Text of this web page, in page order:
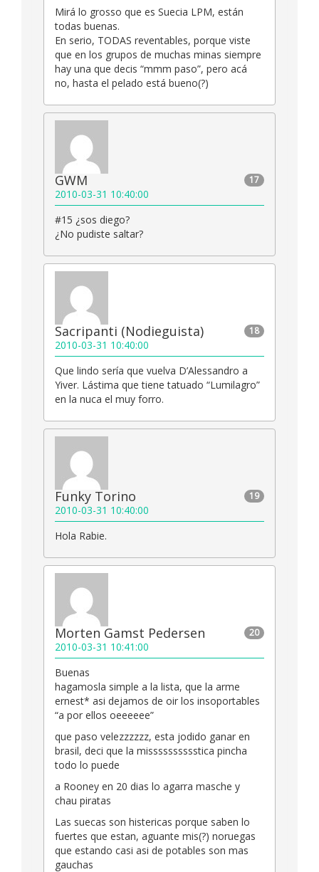
Mirá lo grosso que es Suecia LPM, están
todas buenas.
En serio, TODAS reventables, porque viste
que en los grupos de muchas minas siempre
hay una que decis “mmm paso”, pero acá
no, hasta el pelado está bueno(?)
17
GWM
2010-03-31 10:40:00
#15 ¿sos diego?
¿No pudiste saltar?
18
Sacripanti (Nodieguista)
2010-03-31 10:40:00
Que lindo sería que vuelva D’Alessandro a
Yiver. Lástima que tiene tatuado “Lumilagro”
en la nuca el muy forro.
19
Funky Torino
2010-03-31 10:40:00
Hola Rabie.
20
Morten Gamst Pedersen
2010-03-31 10:41:00
Buenas
hagamosla simple a la lista, que la arme
ernest* asi dejamos de oir los insoportables
“a por ellos oeeeeee”
que paso velezzzzzz, esta jodido ganar en
brasil, deci que la misssssssssstica pincha
todo lo puede
a Rooney en 20 dias lo agarra masche y
chau piratas
Las suecas son histericas porque saben lo
fuertes que estan, aguante mis(?) noruegas
que estando casi asi de potables son mas
gauchas